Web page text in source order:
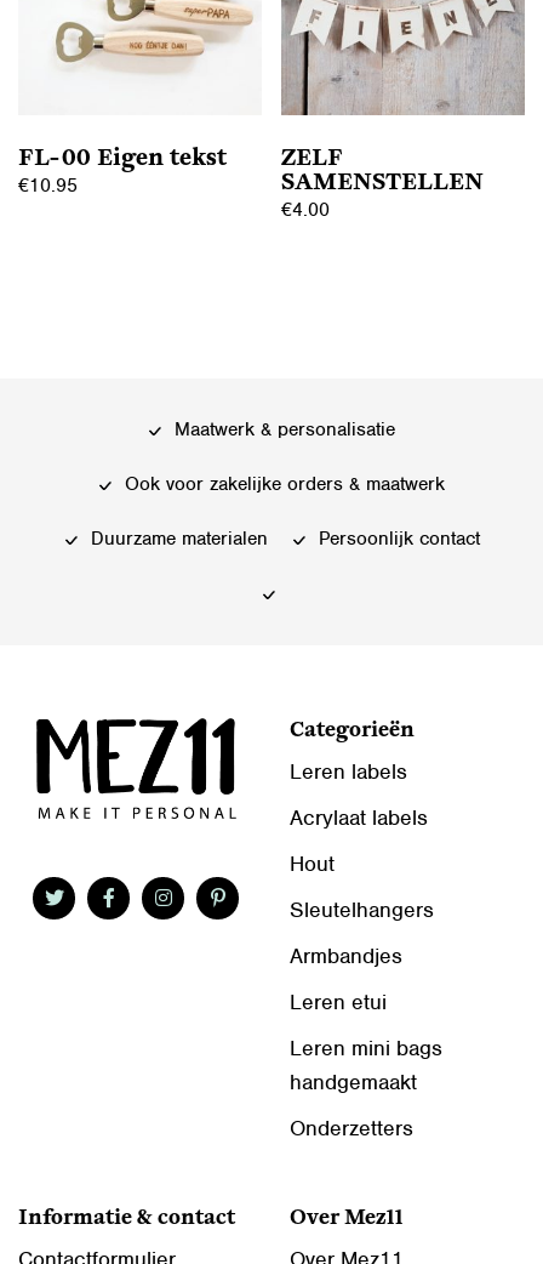
gekozen
de
productpagina
FL-00 Eigen tekst
€10.95
ZELF
SAMENSTELLEN
€4.00
optie
kan
worden
Maatwerk & personalisatie
Ook voor zakelijke orders & maatwerk
Duurzame materialen Persoonlijk contact
Categorieën
Leren labels
Acrylaat labels
Hout
Sleutelhangers
Armbandjes
Leren etui
Leren mini bags
handgemaakt
Onderzetters
Informatie & contact Over Mez11